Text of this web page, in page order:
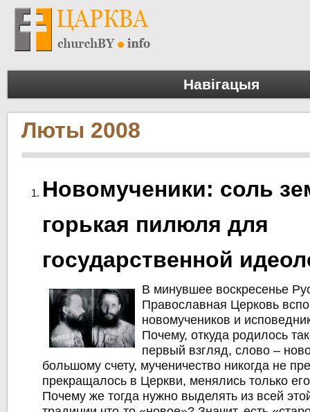
Навігацыя
Люты 2008
Новомученики: соль
горькая пилюля для
государственной
В минувшее воскресенье
Православная Церковь
новомучеников и
Почему, откуда родилось
первый взгляд, слово –
большому счету, мученичество никогда не
прекращалось в Церкви, менялись только
Почему же тогда нужно выделять из всей